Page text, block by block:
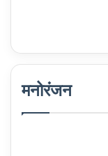
मनोरंजन